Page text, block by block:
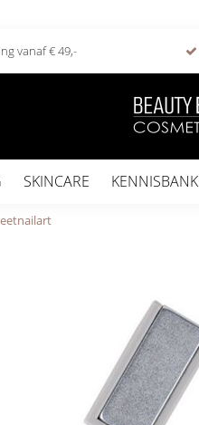
vanaf € 49,-
SKINCARE KENNISBANK